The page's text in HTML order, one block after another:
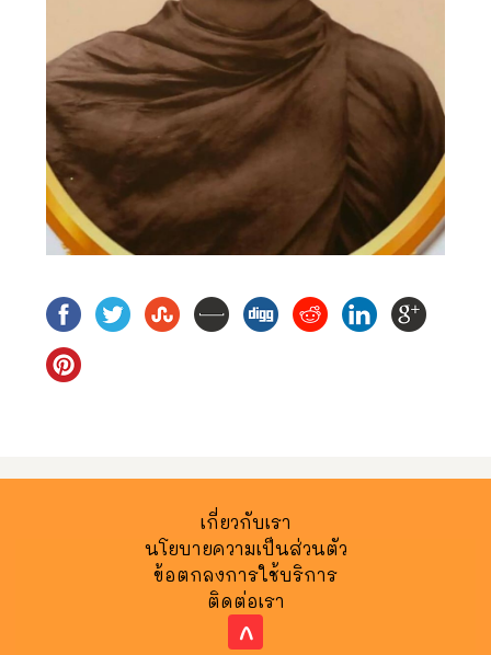
เกี่ยวกับเรา
นโยบายความเป็นส่วนตัว
ข้อตกลงการใช้บริการ
ติดต่อเรา
^